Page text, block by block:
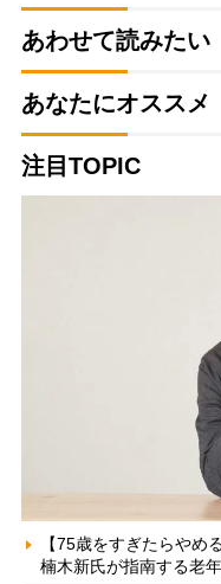
あわせて読みたい
あなたにオススメ
注目TOPIC
【75歳をすぎたらやめ
楠木新氏が指南する老